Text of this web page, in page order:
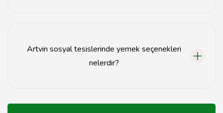
Artvin sosyal tesislerinde yemek seçenekleri
nelerdir?
food ve sağlıklı atıştırmalıklar gibi çeşitli yemek